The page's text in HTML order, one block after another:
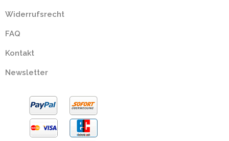
Widerrufsrecht
FAQ
Kontakt
Newsletter